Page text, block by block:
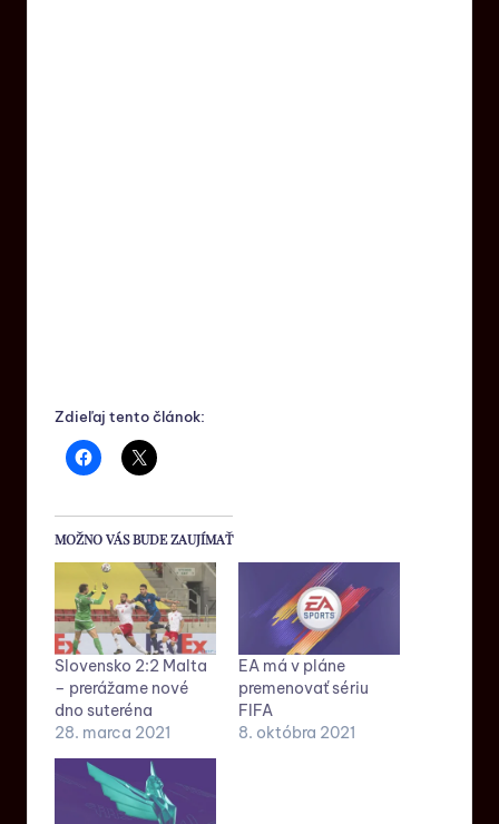
Zdieľaj tento článok:
MOŽNO VÁS BUDE ZAUJÍMAŤ
Slovensko 2:2 Malta
– prerážame nové
dno suteréna
28. marca 2021
EA má v pláne
premenovať sériu
FIFA
8. októbra 2021